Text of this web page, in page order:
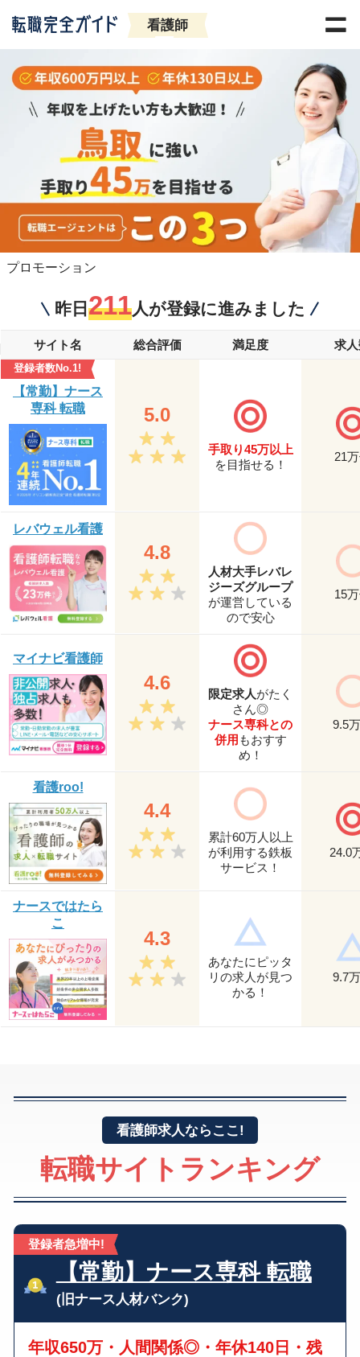
看護師
プロモーション
昨日 211人が登録に進みました
サイト名 総合評価 満足度 求
登録者数No.1!
【常勤】ナース
専科 転職
5.0
手取り45万以上
を目指せる！
21
レバウェル看護
4.8
人材大手レバレ
ジーズグループ
が運営している
ので安心
15
マイナビ看護師
4.6
限定求人がたく
さん◎
ナース専科との
併用 もおすす
め！
9.5
看護roo!
4.4
累計60万人以上
が利用する鉄板
サービス！
24.0
ナースではたら
こ
4.3
あなたにピッタ
リの求人が見つ
かる！
9.7
看護師求人ならここ!
転職サイトランキング
登録者急増中!
【常勤】ナース専科 転職
(旧ナース人材バンク)
年収650万・人間関係◎・年休140日・残